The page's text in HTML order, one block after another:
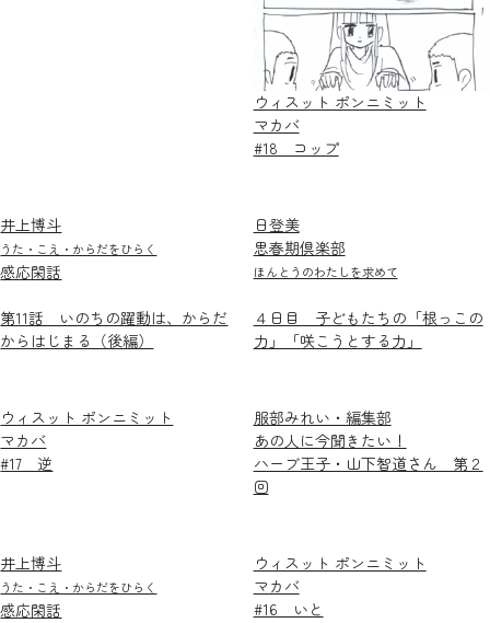
ウィスット ポンニミット
マカバ
#18 コップ
井上博斗
うた・こえ・からだをひらく
感応閑話
第11話 いのちの躍動は、からだ
からはじまる（後編）
日登美
思春期倶楽部
ほんとうのわたしを求めて
４日目 子どもたちの「根っこの
力」「咲こうとする力」
ウィスット ポンニミット
マカバ
#17 逆
服部みれい・編集部
あの人に今聞きたい！
ハーブ王子・山下智道さん 第２
回
井上博斗
うた・こえ・からだをひらく
感応閑話
ウィスット ポンニミット
マカバ
#16 いと